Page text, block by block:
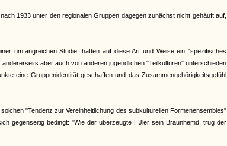
1933 unter den regionalen Gruppen dagegen zunächst nicht gehäuft auf,
umfangreichen Studie, hätten auf diese Art und Weise ein "spezifisches
aber auch von anderen jugendlichen "Teilkulturen" unterschieden
eine Gruppenidentität geschaffen und das Zusammengehörigkeitsgefühl
"Tendenz zur Vereinheitlichung des subkulturellen Formenensembles"
gegenseitig bedingt: "Wie der überzeugte HJler sein Braunhemd, trug der